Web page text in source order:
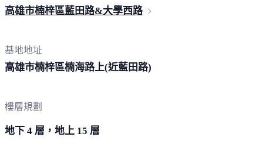
高雄市楠梓區藍田路&大學西路
基地地址
高雄市楠梓區楠海路上(近藍田路)
樓層規劃
地下 4 層，地上 15 層